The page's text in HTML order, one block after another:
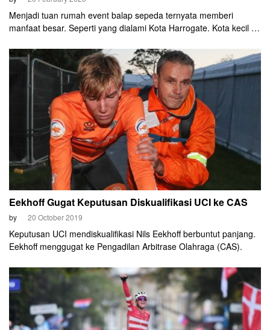
Menjadi tuan rumah event balap sepeda ternyata memberi
manfaat besar. Seperti yang dialami Kota Harrogate. Kota kecil di
sekitar Rp 397 miliar-dari penonton yang datang untuk
menyaksikan kejuaraan dunia balap sepeda 2019.
Eekhoff Gugat Keputusan Diskualifikasi UCI ke CAS
by 20 October 2019
Keputusan UCI mendiskualifikasi Nils Eekhoff berbuntut panjang.
Eekhoff menggugat ke Pengadilan Arbitrase Olahraga (CAS).